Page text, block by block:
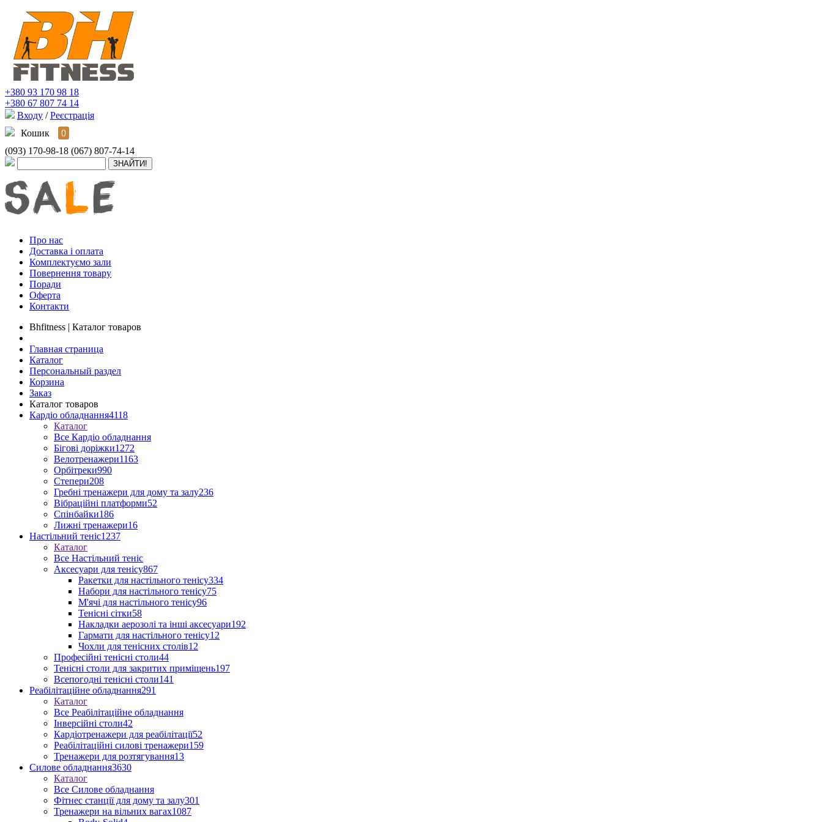
+380 93 170 98 18
+380 67 807 74 14
Входу / Реєстрація
Кошик
0
(093) 170-98-18 (067) 807-74-14
Про нас
Доставка і оплата
Комплектуємо зали
Повернення товару
Поради
Оферта
Контакти
Bhfitness | Каталог товаров
Главная страница
Каталог
Персональный раздел
Корзина
Заказ
Каталог товаров
Кардіо обладнання4118
Каталог
Все Кардіо обладнання
Бігові доріжки1272
Велотренажери1163
Орбітреки990
Степери208
Гребні тренажери для дому та залу236
Вібраційні платформи52
Спінбайки186
Лижні тренажери16
Настільний теніс1237
Каталог
Все Настільний теніс
Аксесуари для тенісу867
Ракетки для настільного тенісу334
Набори для настільного тенісу75
М'ячі для настільного тенісу96
Тенісні сітки58
Накладки аерозолі та інші аксесуари192
Гармати для настільного тенісу12
Чохли для тенісних столів12
Професійні тенісні столи44
Тенісні столи для закритих приміщень197
Всепогодні тенісні столи141
Реабілітаційне обладнання291
Каталог
Все Реабілітаційне обладнання
Інверсійні столи42
Кардіотренажери для реабілітації52
Реабілітаційні силові тренажери159
Тренажери для розтягування13
Силове обладнання3630
Каталог
Все Силове обладнання
Фітнес станції для дому та залу301
Тренажери на вільних вагах1087